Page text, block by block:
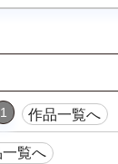
1 作品一覧へ
覧へ